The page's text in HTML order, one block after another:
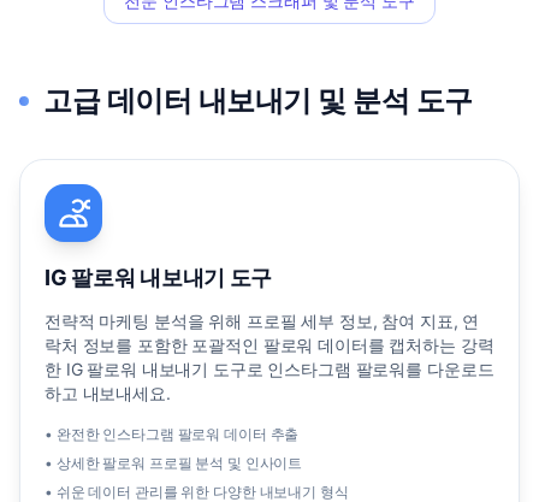
고급 데이터 내보내기 및 분석 도구
IG 팔로워 내보내기 도구
전략적 마케팅 분석을 위해 프로필 세부 정보, 참여 지표, 연
락처 정보를 포함한 포괄적인 팔로워 데이터를 캡처하는 강력
한 IG 팔로워 내보내기 도구로 인스타그램 팔로워를 다운로드
하고 내보내세요.
• 완전한 인스타그램 팔로워 데이터 추출
• 상세한 팔로워 프로필 분석 및 인사이트
• 쉬운 데이터 관리를 위한 다양한 내보내기 형식